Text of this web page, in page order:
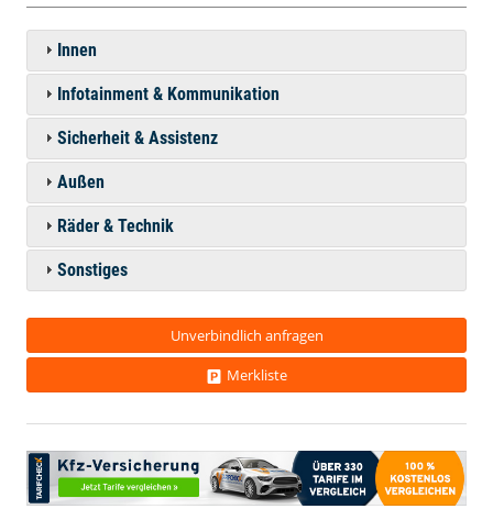
Innen
Infotainment & Kommunikation
Sicherheit & Assistenz
Außen
Räder & Technik
Sonstiges
Unverbindlich anfragen
Merkliste